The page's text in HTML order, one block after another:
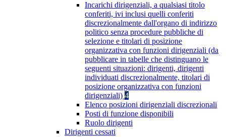
Incarichi dirigenziali, a qualsiasi titolo
conferiti, ivi inclusi quelli conferiti
discrezionalmente dall'organo di indirizzo
politico senza procedure pubbliche di
selezione e titolari di posizione
organizzativa con funzioni dirigenziali (da
pubblicare in tabelle che distinguano le
seguenti situazioni: dirigenti, dirigenti
individuati discrezionalmente, titolari di
posizione organizzativa con funzioni
dirigenziali) 4
Elenco posizioni dirigenziali discrezionali
Posti di funzione disponibili
Ruolo dirigenti
Dirigenti cessati